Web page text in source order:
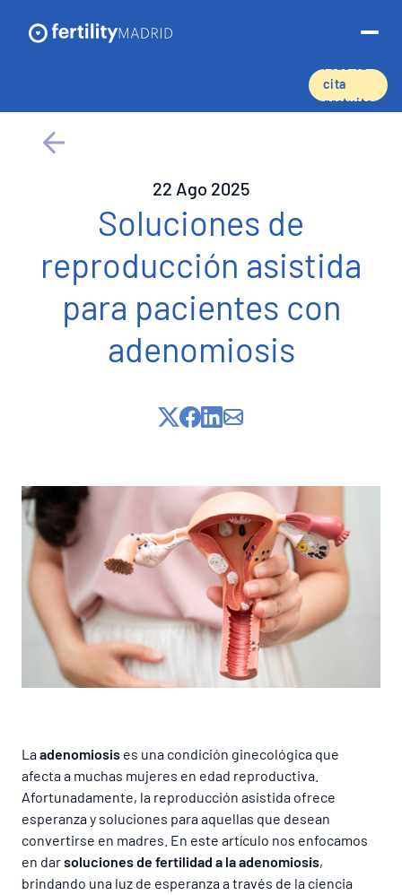
Técnicas de reproducción asistida
Preservación de la fertilidad
Donación de óvulos
Tasas de éxito
cita
gratuita
22 Ago 2025
Soluciones de
reproducción asistida
para pacientes con
adenomiosis
Laadenomiosis es una condición ginecológica que
afecta a muchas mujeres en edad reproductiva.
Afortunadamente, la reproducción asistida ofrece
esperanza y soluciones para aquellas que desean
convertirse en madres. En este artículo nos enfocamos
en darsoluciones de fertilidad a la adenomiosis,
brindando una luz de esperanza a través de la ciencia